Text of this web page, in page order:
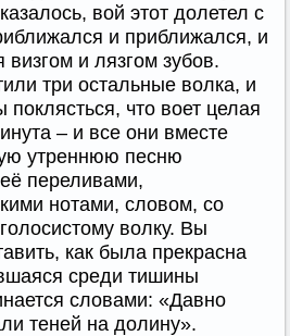
вой этот долетел с
и приближался, и
визгом и лязгом зубов.
три остальные волка, и
что воет целая
– и все они вместе
утреннюю песню
переливами,
нотами, словом, со
волку. Вы
как была прекрасна
среди тишины
словами: «Давно
теней на долину».